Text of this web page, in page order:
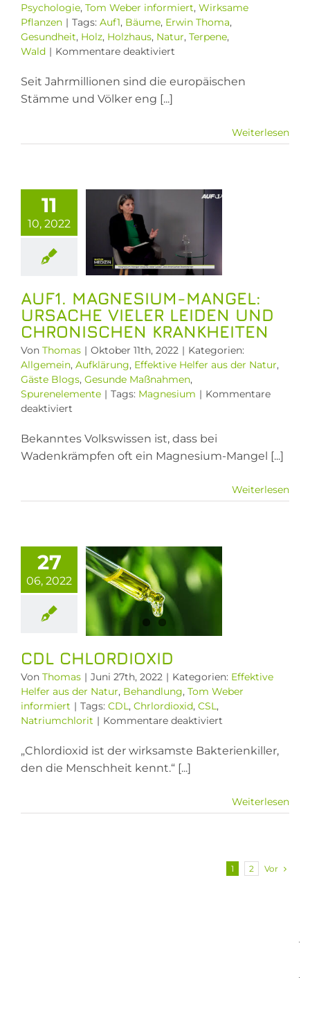
Psychologie, Tom Weber informiert, Wirksame
Pflanzen | Tags: Auf1, Bäume, Erwin Thoma,
Gesundheit, Holz, Holzhaus, Natur, Terpene,
Wald | Kommentare deaktiviert
Baum:
Seit Jahrmillionen sind die europäischen
Stämme und Völker eng [...]
Weiterlesen
11
10, 2022
vieler
und
Effektive
der Natur
Gesunde
AUF1. MAGNESIUM-MANGEL:
URSACHE VIELER LEIDEN UND
CHRONISCHEN KRANKHEITEN
Von Thomas | Oktober 11th, 2022 | Kategorien:
Allgemein, Aufklärung, Effektive Helfer aus der Natur,
Gäste Blogs, Gesunde Maßnahmen,
Spurenelemente | Tags: Magnesium | Kommentare
deaktiviert
Magnesium-
Mangel:
Ursache
Bekanntes Volkswissen ist, dass bei
Wadenkrämpfen oft ein Magnesium-Mangel [...]
Weiterlesen
27
06, 2022
Helfer aus
informiert
CDL CHLORDIOXID
Von Thomas | Juni 27th, 2022 | Kategorien: Effektive
Helfer aus der Natur, Behandlung, Tom Weber
informiert | Tags: CDL , Chrlordioxid, CSL ,
Natriumchlorit | Kommentare deaktiviert
Chlordioxid
„Chlordioxid ist der wirksamste Bakterienkiller,
den die Menschheit kennt.“ [...]
Weiterlesen
1 2 Vor